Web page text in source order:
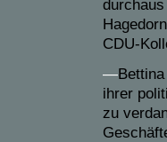
CDU-
—
ihrer
zu